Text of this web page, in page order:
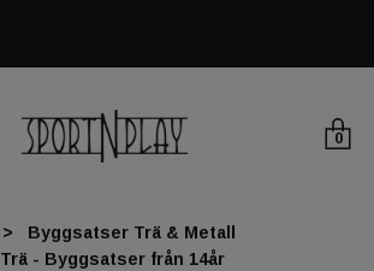
0
Byggsatser Trä & Metall
Trä - Byggsatser från 14år